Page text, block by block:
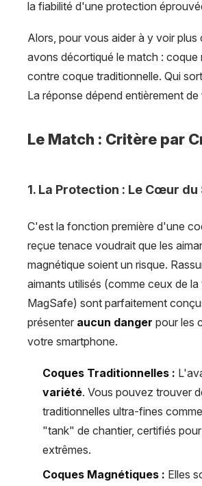
la fiabilité d'une protection
Alors, pour vous aider à y voir plus
avons décortiqué le match : coque
contre coque traditionnelle. Qui
La réponse dépend entièrement de
Le Match : Critère par
1. La Protection : Le Cœur du
C'est la fonction première d'une
reçue tenace voudrait que les
magnétique soient un risque.
aimants utilisés (comme ceux de
MagSafe) sont parfaitement
présenter aucun danger pour les
votre smartphone.
Coques Traditionnelles :
variété. Vous pouvez trouver
traditionnelles ultra-fines
"tank" de chantier, certifiés
extrêmes.
Coques Magnétiques : Elles